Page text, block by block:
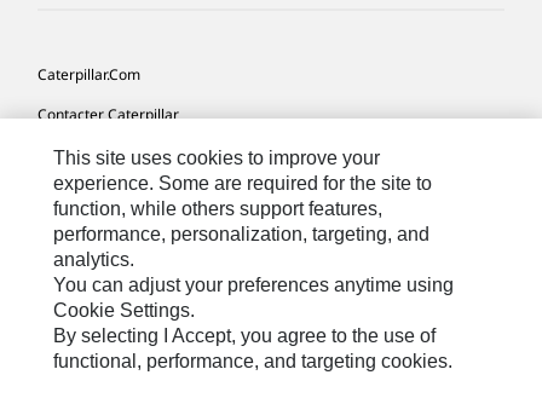
Caterpillar.com
Contacter Caterpillar
Mes Préférences Marketing
Plan Du Site
Cookie Settings
Légales
Confidentialité
This site uses cookies to improve your
experience. Some are required for the site to
function, while others support features,
performance, personalization, targeting, and
analytics.
You can adjust your preferences anytime using
Cookie Settings.
By selecting I Accept, you agree to the use of
functional, performance, and targeting cookies.